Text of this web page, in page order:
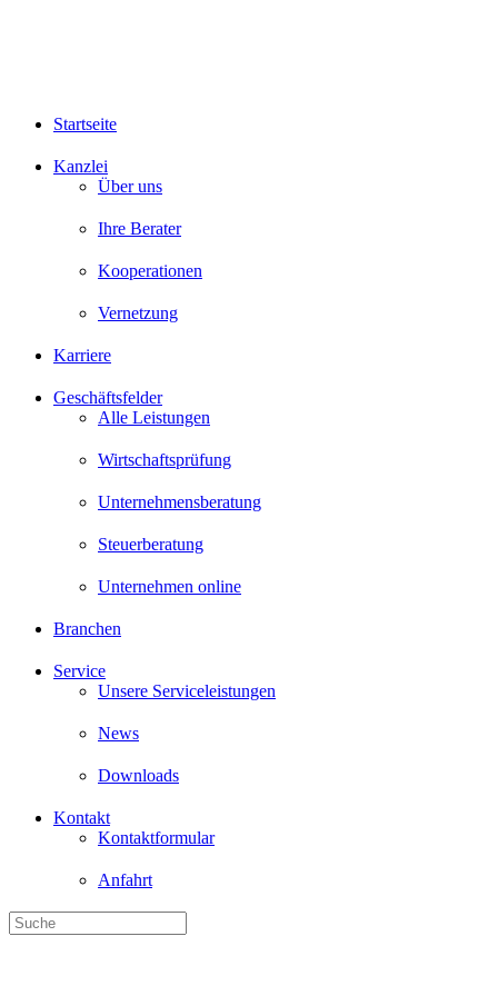
Startseite
Kanzlei
Über uns
Ihre Berater
Kooperationen
Vernetzung
Karriere
Geschäftsfelder
Alle Leistungen
Wirtschaftsprüfung
Unternehmensberatung
Steuerberatung
Unternehmen online
Branchen
Service
Unsere Serviceleistungen
News
Downloads
Kontakt
Kontaktformular
Anfahrt